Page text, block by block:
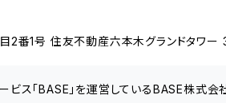
2番1号 住友不動産六本木グランドタワー
ビス「BASE」を運営しているBASE株式会